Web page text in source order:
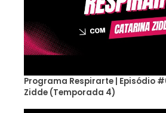
Programa Respirarte | Episódio
Zidde (Temporada 4)